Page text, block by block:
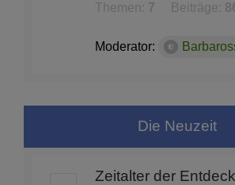
Themen: 7 Beiträge:
Moderator:
Die Neuzeit
Zeitalter der